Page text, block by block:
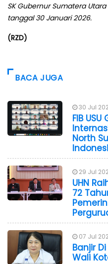
SK Gubernur Sumatera
tanggal 30 Januari 2026.
(RZD)
BACA JUGA
30 Jul
FIB
North
29 Jul
UHN
72
07 Jul
Banjir
Wali